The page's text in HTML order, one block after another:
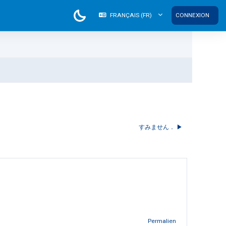
FRANÇAIS ‎(FR)‎ CONNEXION
すみません． ▶︎
Permalien